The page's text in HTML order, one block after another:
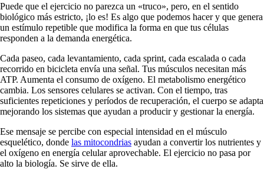
Puede que el ejercicio no parezca un «truco», pero, en el sentido
biológico más estricto, ¡lo es! Es algo que podemos hacer y que genera
un estímulo repetible que modifica la forma en que tus células
responden a la demanda energética.
Cada paseo, cada levantamiento, cada sprint, cada escalada o cada
recorrido en bicicleta envía una señal. Tus músculos necesitan más
ATP. Aumenta el consumo de oxígeno. El metabolismo energético
cambia. Los sensores celulares se activan. Con el tiempo, tras
suficientes repeticiones y períodos de recuperación, el cuerpo se adapta
mejorando los sistemas que ayudan a producir y gestionar la energía.
Ese mensaje se percibe con especial intensidad en el músculo
esquelético, donde las mitocondrias ayudan a convertir los nutrientes y
el oxígeno en energía celular aprovechable. El ejercicio no pasa por
alto la biología. Se sirve de ella.